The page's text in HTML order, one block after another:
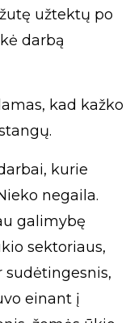
užtektų po
darbą
kad kažko
kurie
negaila.
galimybę
sektoriaus,
sudėtingesnis,
einant į